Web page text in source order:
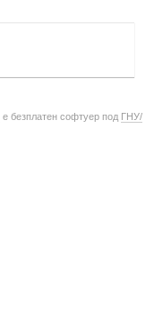
е безплатен софтуер под ГНУ/